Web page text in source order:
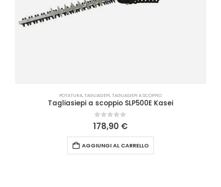
POTATURA,TAGLIASIEPI,TAGLIASIEPI A SCOPPIO
Tagliasiepi a scoppio SLP500E Kasei
0Su 5
178,90 €
AGGIUNGI AL CARRELLO